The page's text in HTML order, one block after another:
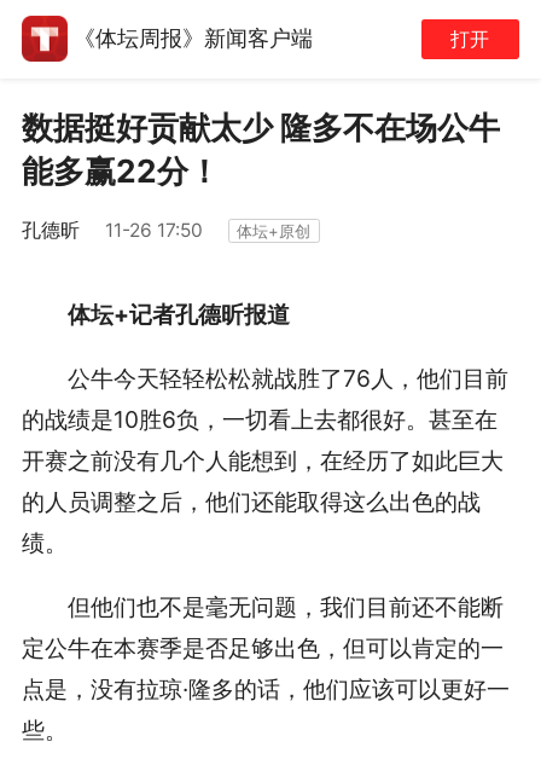
《体坛周报》新闻客户端 打开
数据挺好贡献太少 隆多不在场公牛
能多赢22分！
孔德昕 11-26 17:50 体坛+原创
体坛+记者孔德昕报道
公牛今天轻轻松松就战胜了76人，他们目前
的战绩是10胜6负，一切看上去都很好。甚至在
开赛之前没有几个人能想到，在经历了如此巨大
的人员调整之后，他们还能取得这么出色的战
绩。
但他们也不是毫无问题，我们目前还不能断
定公牛在本赛季是否足够出色，但可以肯定的一
点是，没有拉琼·隆多的话，他们应该可以更好一
些。